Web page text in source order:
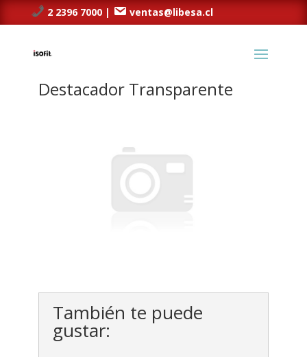
2 2396 7000 | ventas@libesa.cl
Destacador Transparente
También te puede
gustar: